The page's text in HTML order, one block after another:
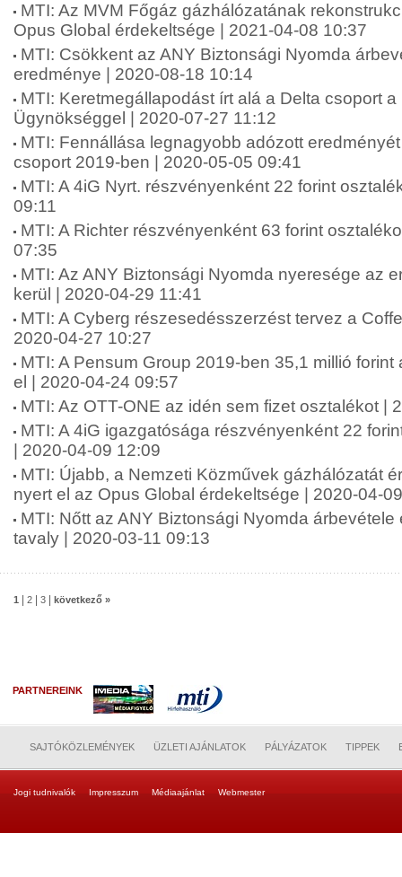
MTI: Az MVM Főgáz gázhálózatának
Opus Global érdekeltsége | 2021-04-08 10:37
MTI: Csökkent az ANY Biztonsági Nyomda
eredménye | 2020-08-18 10:14
MTI: Keretmegállapodást írt alá a Delta csoport
Ügynökséggel | 2020-07-27 11:12
MTI: Fennállása legnagyobb adózott
csoport 2019-ben | 2020-05-05 09:41
MTI: A 4iG Nyrt. részvényenként 22 forint
09:11
MTI: A Richter részvényenként 63 forint
07:35
MTI: Az ANY Biztonsági Nyomda nyeresége az
kerül | 2020-04-29 11:41
MTI: A Cyberg részesedésszerzést tervez a
2020-04-27 10:27
MTI: A Pensum Group 2019-ben 35,1 millió
el | 2020-04-24 09:57
MTI: Az OTT-ONE az idén sem fizet osztalékot |
MTI: A 4iG igazgatósága részvényenként 22
| 2020-04-09 12:09
MTI: Újabb, a Nemzeti Közművek gázhálózatát
nyert el az Opus Global érdekeltsége | 2020-04-
MTI: Nőtt az ANY Biztonsági Nyomda
tavaly | 2020-03-11 09:13
1 2 3 következő »
PARTNEREINK
SAJTÓKÖZLEMÉNYEK ÜZLETI AJÁNLATOK PÁLYÁZATOK TIPPEK
Jogi tudnivalók Impresszum Médiaajánlat Webmester